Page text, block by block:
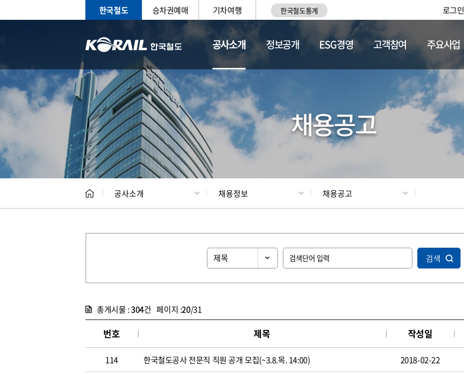
한국철도 승차권예매 기차여행 한국철도통계 로그인
공사소개
CEO 일반현황 채용정보
정보공개 ESG경영 고객참여 주요사업
채용공고
공사소개 채용정보 채용공고
검색
총게시물 :304건 페이지 :20/31
번호 제목 작성일
114 한국철도공사 전문직 직원 공개 모집(~3.8.목. 14:00) 2018-02-22